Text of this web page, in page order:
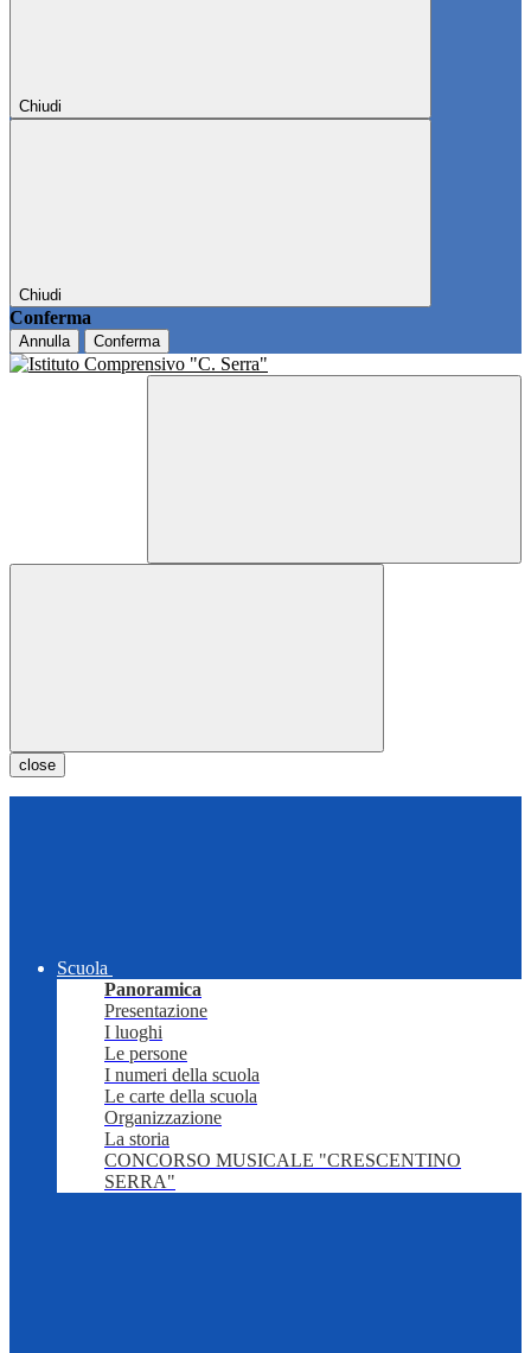
Chiudi
Chiudi
Conferma
Annulla Conferma
close
Scuola
Panoramica
Presentazione
I luoghi
Le persone
I numeri della scuola
Le carte della scuola
Organizzazione
La storia
CONCORSO MUSICALE "CRESCENTINO
SERRA"